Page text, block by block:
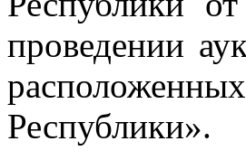
проведении
Республики».